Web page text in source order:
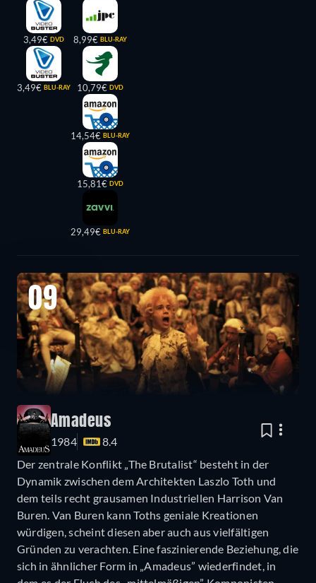
3,49€ DVD
3,49€ BLU-RAY
8,99€ BLU-RAY
10,79€ DVD
14,54€ BLU-RAY
15,81€ DVD
29,49€ BLU-RAY
09
Amadeus
1984
8.4
Der zentrale Konflikt „The Brutalist“ besteht in der
Dynamik zwischen dem Architekten Laszlo Toth und
dem teils recht grausamen Industriellen Harrison Van
Buren. Van Buren kann Toths geniale Kreationen
würdigen, scheint diesen aber auch aus vielfältigen
Gründen zu verachten. Eine faszinierende Beziehung, die
sich in ähnlicher Form in „Amadeus” wiederfindet, in